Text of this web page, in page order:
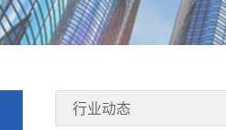
行业动态